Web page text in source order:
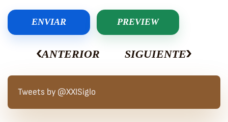
ENVIAR PREVIEW
ANTERIOR SIGUIENTE
Tweets by @XXISiglo